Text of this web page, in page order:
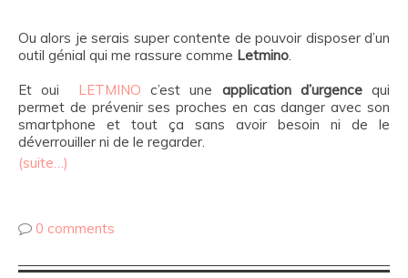
Ou alors je serais super contente de pouvoir disposer d’un
outil génial qui me rassure comme Letmino.
Et oui LETMINO c’est une application d’urgencequi
permet de prévenir ses proches en cas danger avec son
smartphone et tout ça sans avoir besoin ni de le
déverrouiller ni de le regarder.
(suite…)
0 comments